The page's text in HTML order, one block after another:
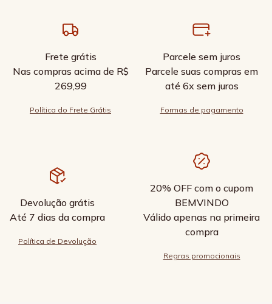
Frete grátis
Nas compras acima de R$
269,99
Política do Frete Grátis
Parcele sem juros
Parcele suas compras em
até 6x sem juros
Formas de pagamento
Devolução grátis
Até 7 dias da compra
Política de Devolução
20% OFF com o cupom
BEMVINDO
Válido apenas na primeira
compra
Regras promocionais